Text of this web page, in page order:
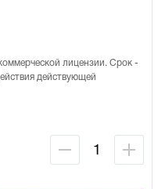
лицензии. Срок -
действующей